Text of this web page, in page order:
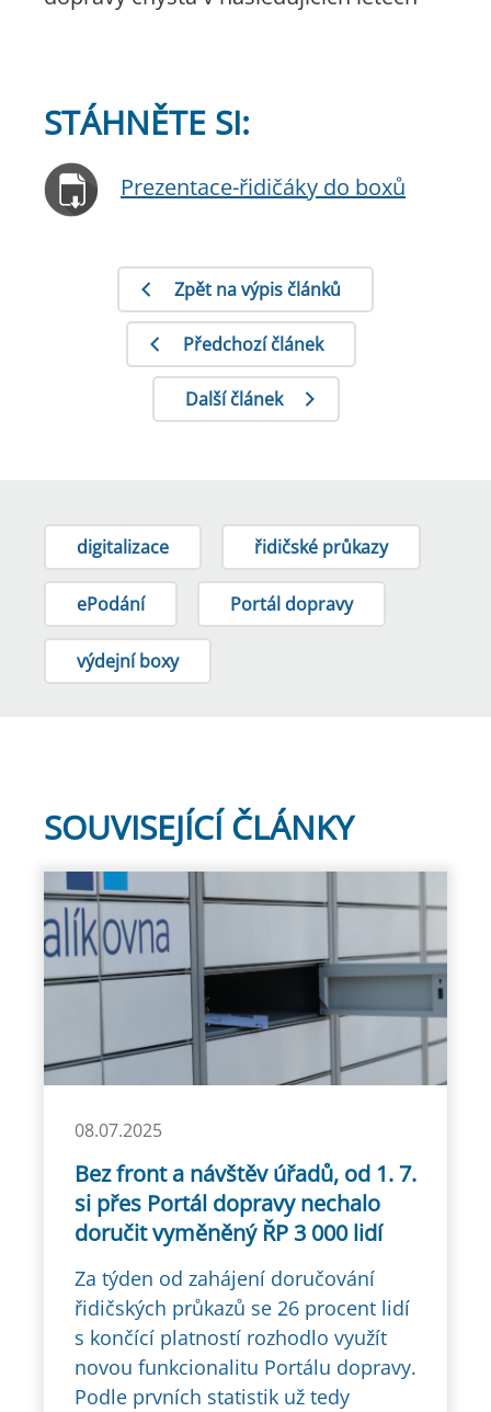
STÁHNĚTE SI:
Prezentace-řidičáky do boxů
Zpět na výpis článků
Předchozí článek
Další článek
digitalizace řidičské průkazy
ePodání Portál dopravy
výdejní boxy
SOUVISEJÍCÍ ČLÁNKY
08.07.2025
Bez front a návštěv úřadů, od 1. 7.
si přes Portál dopravy nechalo
doručit vyměněný ŘP 3 000 lidí
Za týden od zahájení doručování
řidičských průkazů se 26 procent lidí
s končící platností rozhodlo využít
novou funkcionalitu Portálu dopravy.
Podle prvních statistik už tedy